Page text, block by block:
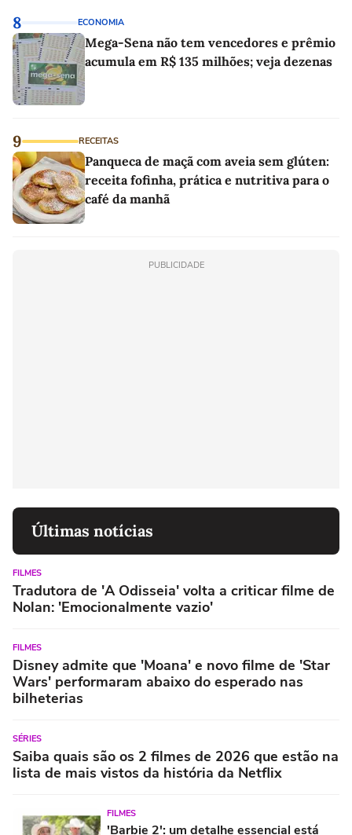
8 ECONOMIA
Mega-Sena não tem vencedores e prêmio
acumula em R$ 135 milhões; veja dezenas
9 RECEITAS
Panqueca de maçã com aveia sem glúten:
receita fofinha, prática e nutritiva para o
café da manhã
PUBLICIDADE
Últimas notícias
FILMES
Tradutora de 'A Odisseia' volta a criticar filme de
Nolan: 'Emocionalmente vazio'
FILMES
Disney admite que 'Moana' e novo filme de 'Star
Wars' performaram abaixo do esperado nas
bilheterias
SÉRIES
Saiba quais são os 2 filmes de 2026 que estão na
lista de mais vistos da história da Netflix
FILMES
'Barbie 2': um detalhe essencial está